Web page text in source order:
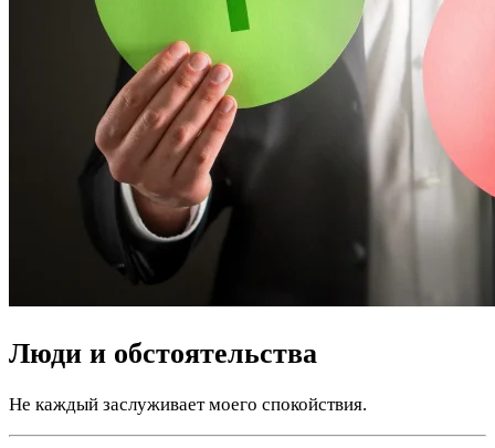
Люди и обстоятельства
Не каждый заслуживает моего спокойствия.